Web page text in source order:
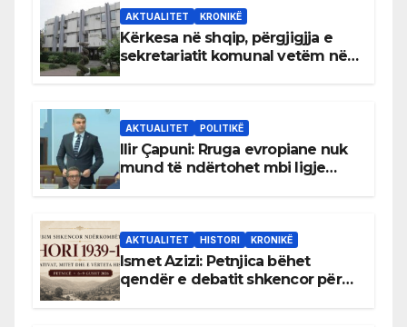
AKTUALITET KRONIKË
Kërkesa në shqip, përgjigjja e
sekretariatit komunal vetëm në
AKTUALITET POLITIKË
Ilir Çapuni: Rruga evropiane nuk
mund të ndërtohet mbi ligje
AKTUALITET HISTORI KRONIKË
Ismet Azizi: Petnjica bëhet
qendër e debatit shkencor për